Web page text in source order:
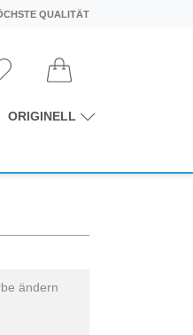
QUALITÄT
ORIGINELL
ändern